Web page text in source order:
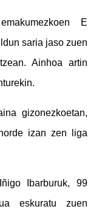
E
saria jaso zuen
Ainhoa artin
gizonezkoetan,
izan zen liga
Ibarburuk, 99
eskuratu zuen